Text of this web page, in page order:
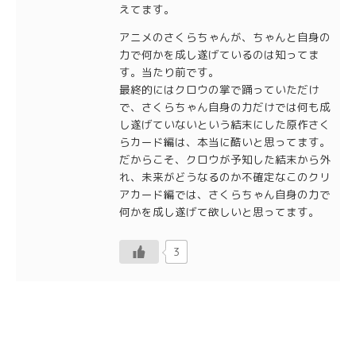
えてます。
アニメのさくらちゃんが、ちゃんと自身の
力で何かを成し遂げているのは知ってま
す。当たり前です。
最終的にはクロウの掌で踊っていただけ
で、さくらちゃん自身の力だけでは何も成
し遂げていないという結末にした原作さく
らカード編は、本当に酷いと思ってます。
だからこそ、クロウが予知した結末から外
れ、未来がどうなるのか不確定なこのクリ
アカード編では、さくらちゃん自身の力で
何かを成し遂げて欲しいと思ってます。
3